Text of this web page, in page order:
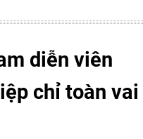
diễn viên
chỉ toàn vai